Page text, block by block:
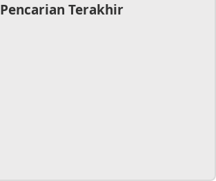
Pencarian Terakhir